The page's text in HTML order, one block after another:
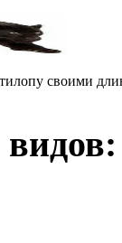
своими